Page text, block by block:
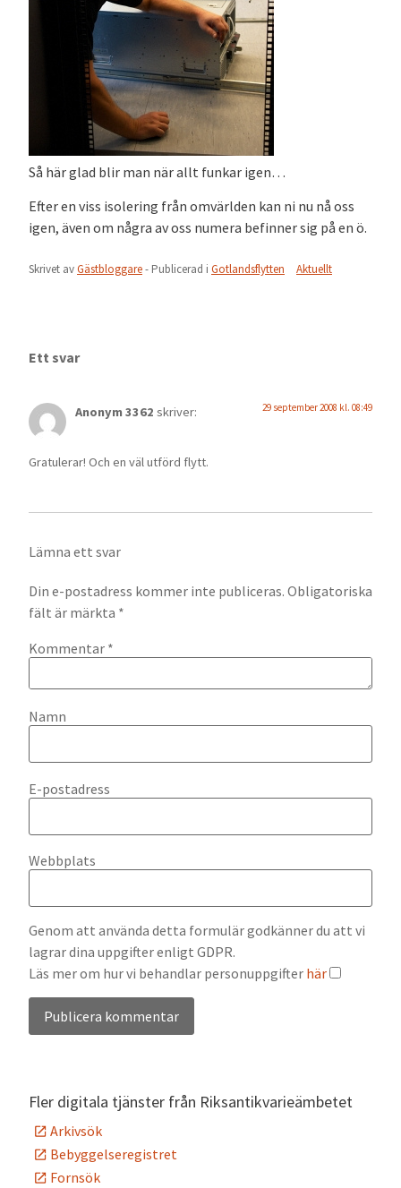
Så här glad blir man när allt funkar igen…
Efter en viss isolering från omvärlden kan ni nu nå oss
igen, även om några av oss numera befinner sig på en ö.
Skrivet avGästbloggare- Publicerad i Gotlandsflytten Aktuellt
Ett svar
Anonym 3362 skriver: 29 september 2008 kl. 08:49
Gratulerar! Och en väl utförd flytt.
Lämna ett svar
Din e-postadress kommer inte publiceras. Obligatoriska
fält är märkta *
Kommentar *
Namn
E-postadress
Webbplats
Genom att använda detta formulär godkänner du att vi
lagrar dina uppgifter enligt GDPR.
Läs mer om hur vi behandlar personuppgifter här
Fler digitala tjänster från Riksantikvarieämbetet
Arkivsök
Bebyggelseregistret
Fornsök